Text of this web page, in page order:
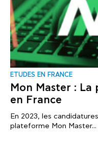
ΕTUDES EN FRANCE
Mon Master : La
en France
En 2023, les
plateforme Mon Master...